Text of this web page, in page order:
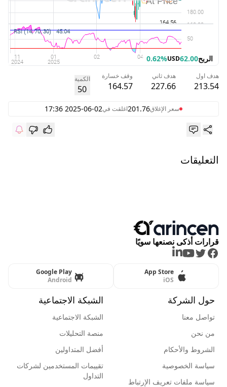
الربح62.00
USD
0.62%
هدف اول
213.54
هدف ثاني
227.66
وقف خسارة
164.57
الكمية
50
سعر الإغلاق201.76اغلقت في2025-06-02 17:36
التعليقات
قرارات أذكى نصنعها سويًا
Facebook
Twitter
Youtube
LinkedIn
App Store
iOS
Google Play
Android
حول الشركة
تواصل معنا
من نحن
الشروط والأحكام
سياسة الخصوصية
سياسة ملفات تعريف الإرتباط
الشبكة الاجتماعية
الشبكة الاجتماعية
منصة التحليلات
أفضل المتداولين
تقييمات المستخدمين لشركات
التداول